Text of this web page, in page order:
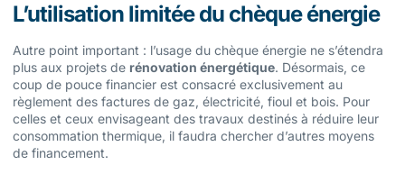
L’utilisation limitée du chèque énergie
Autre point important : l’usage du chèque énergie ne s’étendra
plus aux projets de rénovation énergétique. Désormais, ce
coup de pouce financier est consacré exclusivement au
règlement des factures de gaz, électricité, fioul et bois. Pour
celles et ceux envisageant des travaux destinés à réduire leur
consommation thermique, il faudra chercher d’autres moyens
de financement.